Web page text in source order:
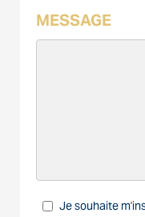
MESSAGE
Je souhaite